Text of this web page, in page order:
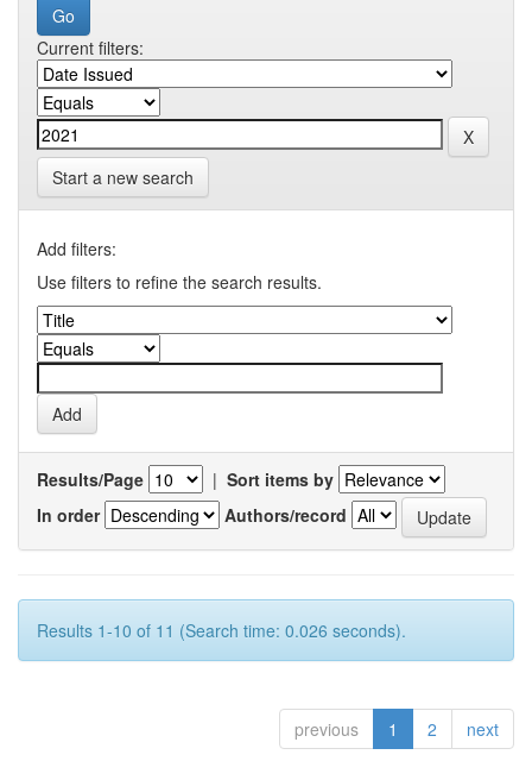
Current filters:
Start a new search
Add filters:
Use filters to refine the search results.
Results/Page | Sort items by
In order
Authors/record
Results 1-10 of 11 (Search time: 0.026 seconds).
previous 1 2 next